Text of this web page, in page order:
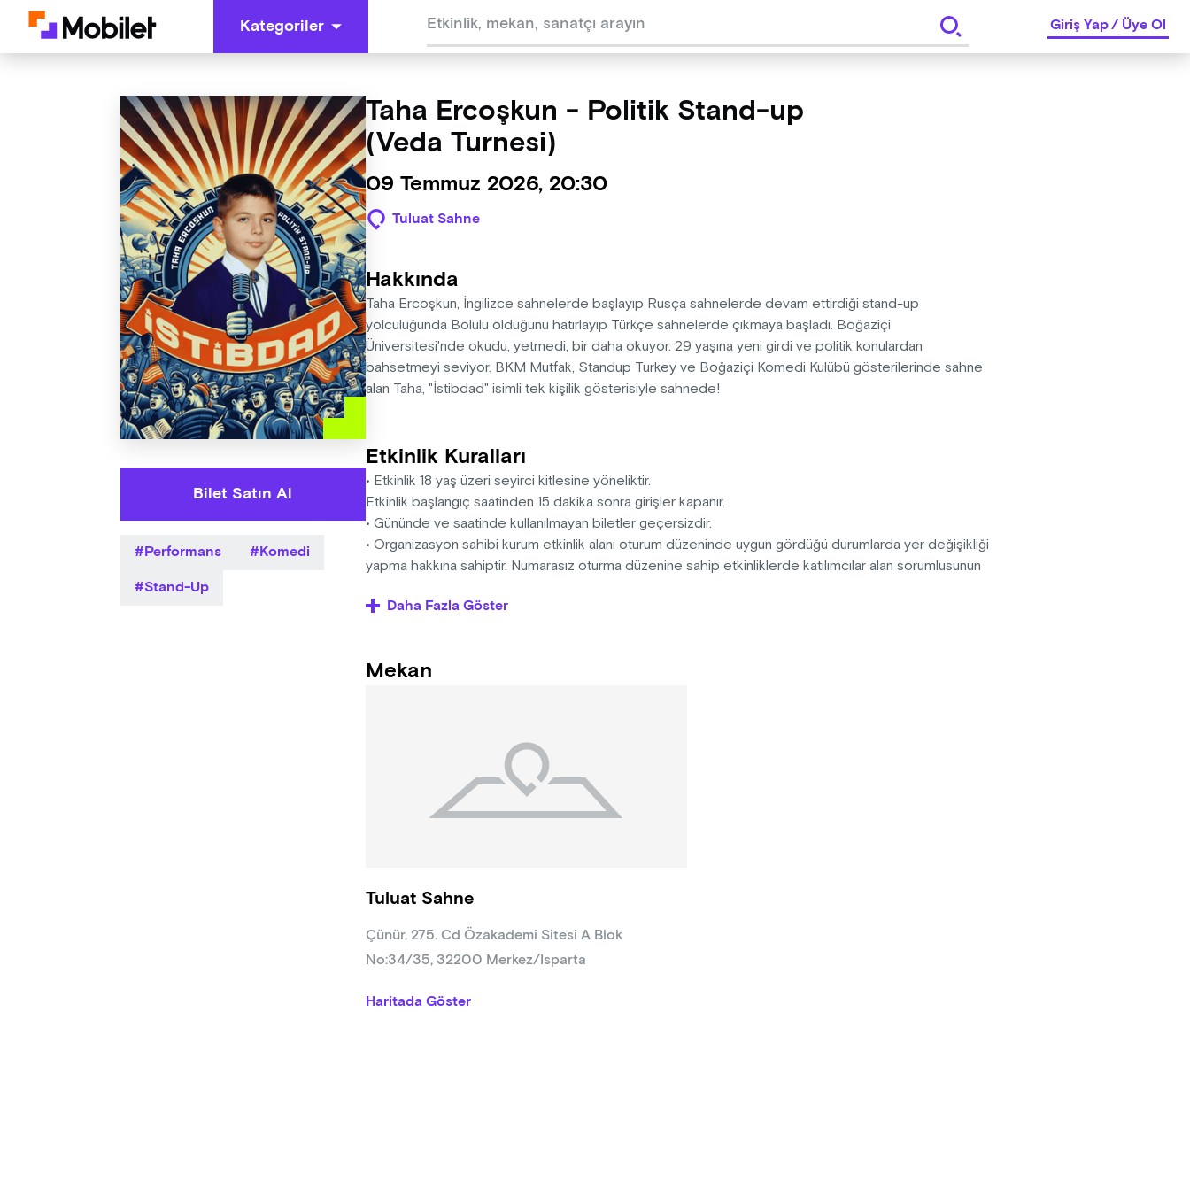
Kategoriler Giriş Yap/Üye Ol
Bilet Satın Al
Performans
Komedi
Stand-Up
Taha Ercoşkun - Politik Stand-up
(Veda Turnesi)
09 Temmuz 2026, 20:30
Tuluat Sahne
Hakkında
Taha Ercoşkun, İngilizce sahnelerde başlayıp Rusça sahnelerde devam ettirdiği stand-up
yolculuğunda Bolulu olduğunu hatırlayıp Türkçe sahnelerde çıkmaya başladı. Boğaziçi
Üniversitesi'nde okudu, yetmedi, bir daha okuyor. 29 yaşına yeni girdi ve politik konulardan
bahsetmeyi seviyor. BKM Mutfak, Standup Turkey ve Boğaziçi Komedi Kulübü gösterilerinde sahne
alan Taha, "İstibdad" isimli tek kişilik gösterisiyle sahnede!
Etkinlik Kuralları
• Etkinlik 18 yaş üzeri seyirci kitlesine yöneliktir.
Etkinlik başlangıç saatinden 15 dakika sonra girişler kapanır.
• Gününde ve saatinde kullanılmayan biletler geçersizdir.
• Organizasyon sahibi kurum etkinlik alanı oturum düzeninde uygun gördüğü durumlarda yer değişikliği
yapma hakkına sahiptir. Numarasız oturma düzenine sahip etkinliklerde katılımcılar alan sorumlusunun
• Organizasyon sahibi kurum mekansal yahut mücbir sebepler dahilinde etkinlik içeriğinde, başlangıç
Daha Fazla Göster
Mekan
Tuluat Sahne
Çünür, 275. Cd Özakademi Sitesi A Blok
No:34/35, 32200 Merkez/Isparta
Haritada Göster